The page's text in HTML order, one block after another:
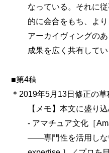
なっている。それに
的に会合をもち、よ
アーカイヴィングの
成果を広く共有してい
■第4稿
＊2019年5月13日修正の草
【メモ】本文に盛り
‐ アマチュア文化［
――専門性を活用しな